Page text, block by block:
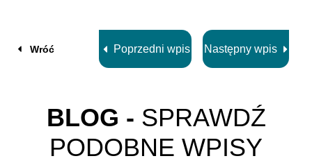
Wróć Poprzedni wpis Następny wpis
BLOG - SPRAWDŹ
PODOBNE WPISY